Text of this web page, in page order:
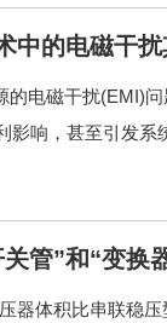
中的电磁干
电磁干扰(EMI)
响，甚至引发
管”和“变换
器体积比串联稳